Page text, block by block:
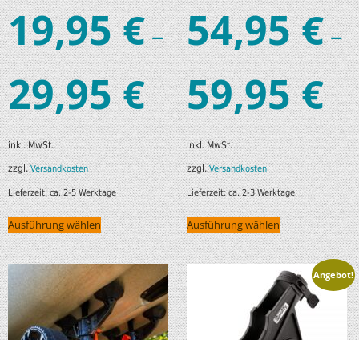
19,95€–
29,95€
inkl. MwSt.
zzgl.Versandkosten
Lieferzeit:ca. 2-5 Werktage
Ausführung wählen
54,95€–
59,95€
inkl. MwSt.
zzgl.Versandkosten
Lieferzeit:ca. 2-3 Werktage
Ausführung wählen
Angebot!